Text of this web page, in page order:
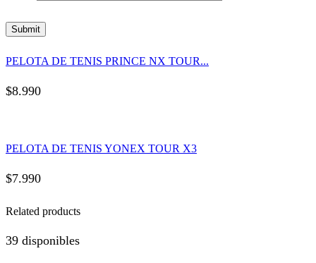
PELOTA DE TENIS PRINCE NX TOUR...
$8.990
PELOTA DE TENIS YONEX TOUR X3
$7.990
Related products
39 disponibles